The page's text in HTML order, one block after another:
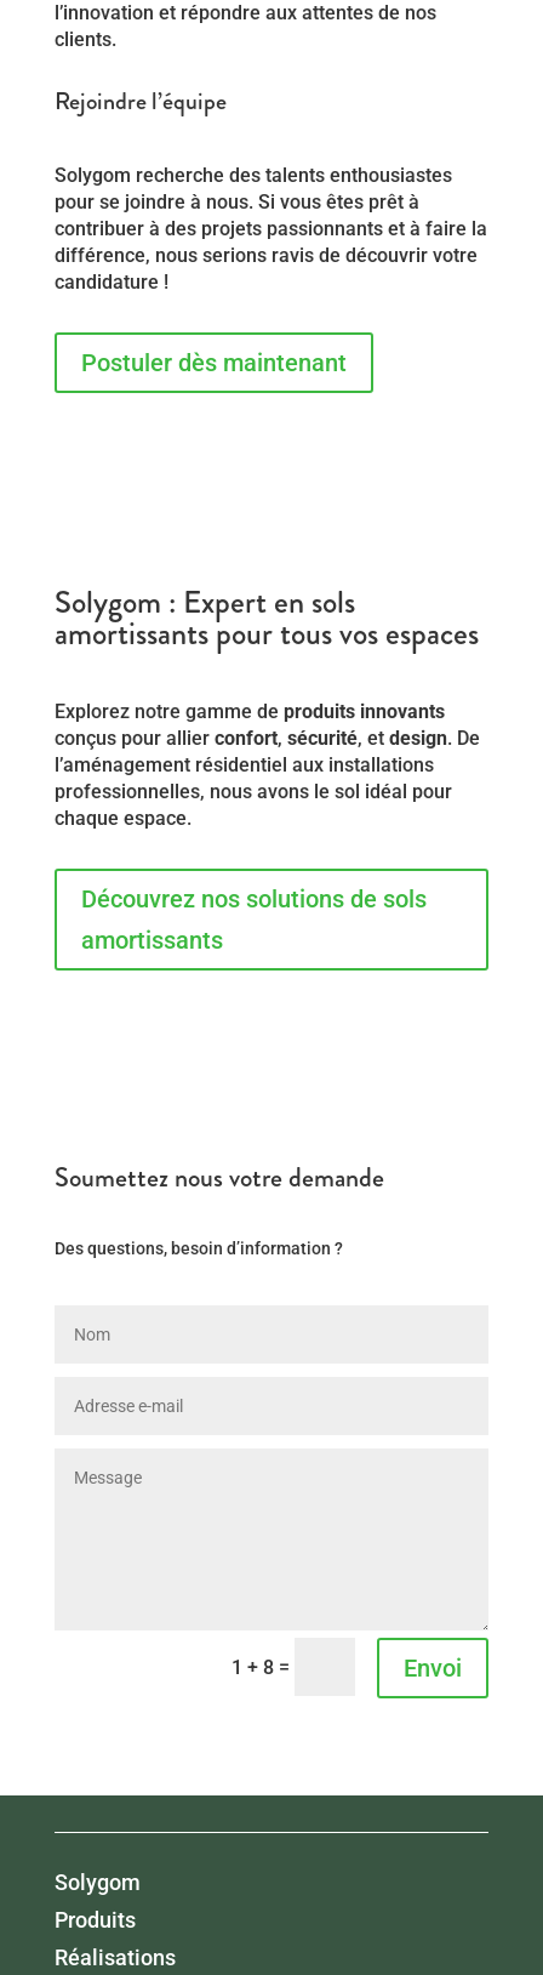
l’innovation et répondre aux attentes de nos
clients.
Rejoindre l’équipe
Solygom recherche des talents enthousiastes
pour se joindre à nous. Si vous êtes prêt à
contribuer à des projets passionnants et à faire la
différence, nous serions ravis de découvrir votre
candidature !
Postuler dès maintenant
Solygom : Expert en sols
amortissants pour tous vos espaces
Explorez notre gamme de produits innovants
conçus pour allier confort, sécurité, et design. De
l’aménagement résidentiel aux installations
professionnelles, nous avons le sol idéal pour
chaque espace.
Découvrez nos solutions de sols
amortissants
Soumettez nous votre demande
Des questions, besoin d’information ?
1 + 8 = Envoi
Solygom
Produits
Réalisations